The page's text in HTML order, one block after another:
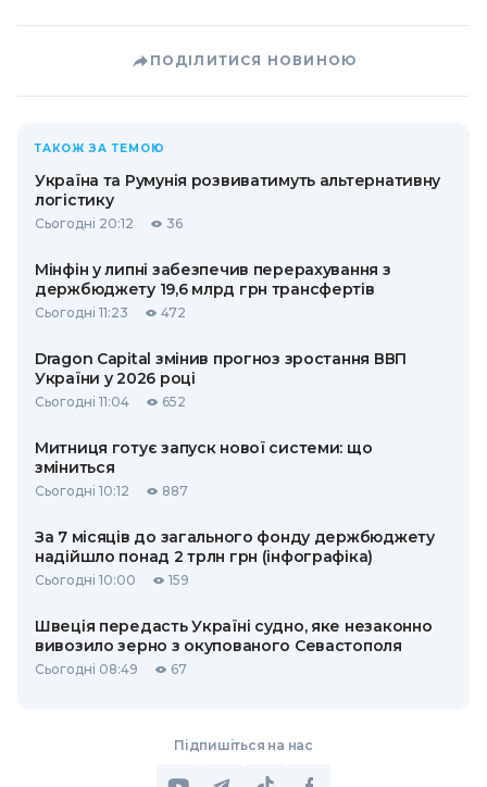
ПОДІЛИТИСЯ НОВИНОЮ
ТАКОЖ ЗА ТЕМОЮ
Україна та Румунія розвиватимуть альтернативну
логістику
Сьогодні 20:12 36
Мінфін у липні забезпечив перерахування з
держбюджету 19,6 млрд грн трансфертів
Сьогодні 11:23 472
Dragon Capital змінив прогноз зростання ВВП
України у 2026 році
Сьогодні 11:04 652
Митниця готує запуск нової системи: що
зміниться
Сьогодні 10:12 887
За 7 місяців до загального фонду держбюджету
надійшло понад 2 трлн грн (інфографіка)
Сьогодні 10:00 159
Швеція передасть Україні судно, яке незаконно
вивозило зерно з окупованого Севастополя
Сьогодні 08:49 67
Підпишіться на нас